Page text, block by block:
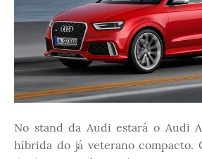
No stand da Audi estará o Audi
híbrida do já veterano compacto.